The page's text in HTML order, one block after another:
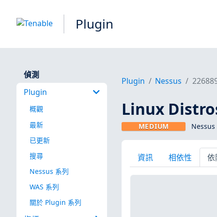
Plugin
偵測
Plugin
概觀
最新
已更新
搜尋
Nessus 系列
WAS 系列
關於 Plugin 系列
Plugin Nessus
Linux
MEDIUM
資訊 相依性 依